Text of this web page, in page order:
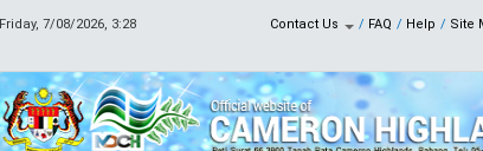
Friday, 7/08/2026, 3:28
Contact Us FAQ Help Site